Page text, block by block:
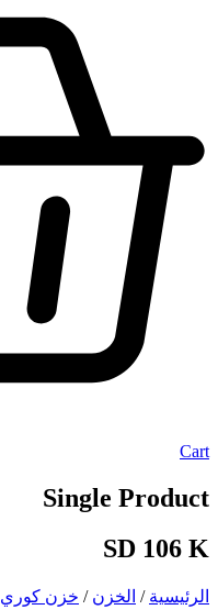
Cart
Single Product
SD 106 K
الرئيسية / الخزن / خزن كوري